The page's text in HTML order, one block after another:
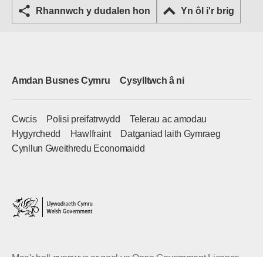
Rhannwch y dudalen hon Yn ôl i'r brig
Amdan Busnes Cymru Cysylltwch â ni
Cwcis Polisi preifatrwydd
Telerau ac amodau
Hygyrchedd
Hawlfraint
Datganiad Iaith Gymraeg
Cynllun Gweithredu Economaidd